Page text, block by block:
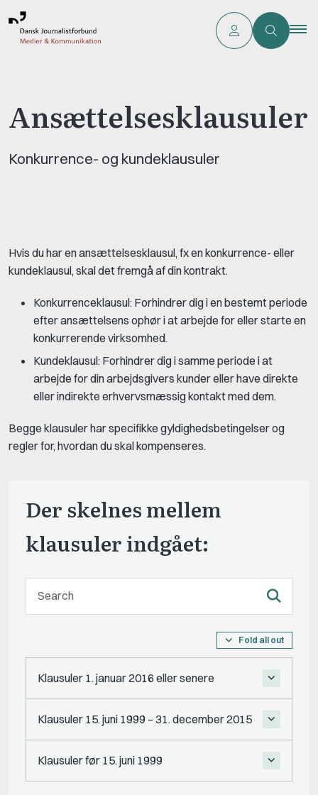
Ansættelsesklausuler
Konkurrence- og kundeklausuler
Hvis du har en ansættelsesklausul, fx en konkurrence- eller
kundeklausul, skal det fremgå af din kontrakt.
Konkurrenceklausul: Forhindrer dig i en bestemt periode
efter ansættelsens ophør i at arbejde for eller starte en
konkurrerende virksomhed.
Kundeklausul: Forhindrer dig i samme periode i at
arbejde for din arbejdsgivers kunder eller have direkte
eller indirekte erhvervsmæssig kontakt med dem.
Begge klausuler har specifikke gyldighedsbetingelser og
regler for, hvordan du skal kompenseres.
Der skelnes mellem
klausuler indgået:
Fold all out
Klausuler 1. januar 2016 eller senere
Klausuler 15. juni 1999 – 31. december 2015
Klausuler før 15. juni 1999